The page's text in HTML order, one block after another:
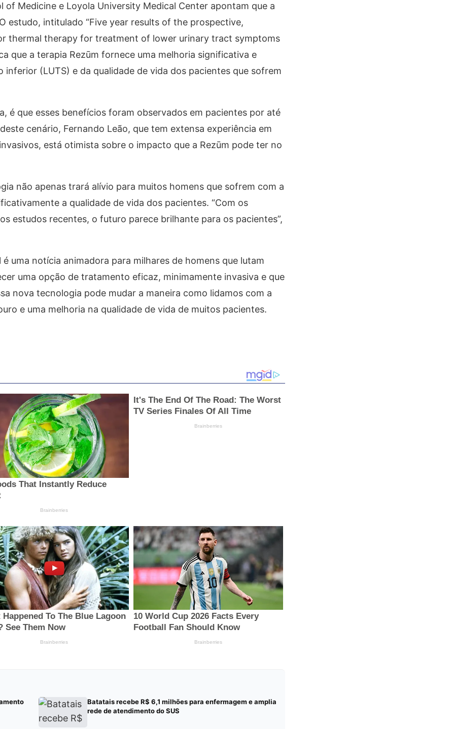
of Medicine e Loyola University Medical Center apontam que a
estudo, intitulado “Five year results of the prospective,
thermal therapy for treatment of lower urinary tract symptoms
que a terapia Rezūm fornece uma melhoria significativa e
(LUTS) e da qualidade de vida dos pacientes que sofrem
é que esses benefícios foram observados em pacientes por até
cenário, Fernando Leão, que tem extensa experiência em
está otimista sobre o impacto que a Rezūm pode ter no
não apenas trará alívio para muitos homens que sofrem com a
a qualidade de vida dos pacientes. “Com os
estudos recentes, o futuro parece brilhante para os pacientes”,
uma notícia animadora para milhares de homens que lutam
uma opção de tratamento eficaz, minimamente invasiva e que
nova tecnologia pode mudar a maneira como lidamos com a
e uma melhoria na qualidade de vida de muitos pacientes.
Batatais recebe R$ 6,1 milhões para enfermagem e amplia
rede de atendimento do SUS